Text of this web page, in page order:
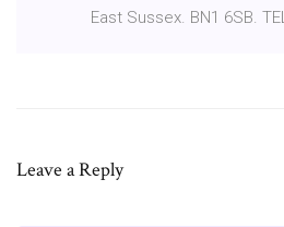
East Sussex. BN1 6SB.
Leave a Reply